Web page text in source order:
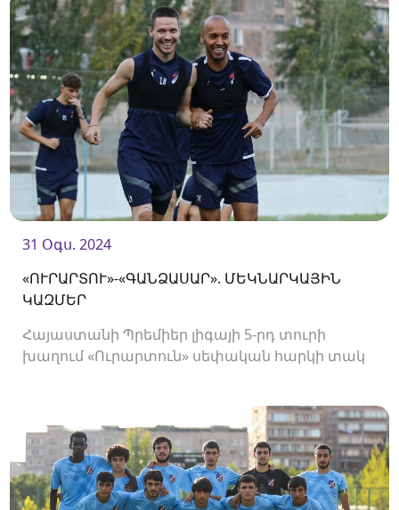
31 Օգս. 2024
«ՈՒՐԱՐՏՈՒ»-«ԳԱՆՁԱՍԱՐ». ՄԵԿՆԱՐԿԱՅԻՆ
ԿԱԶՄԵՐ
Հայաստանի Պրեմիեր լիգայի 5-րդ տուրի
խաղում «Ուրարտուն» սեփական հարկի տակ
կմեկնարկի 19։00-ին։